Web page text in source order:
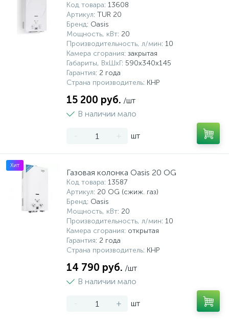
Код товара: 13608
Артикул: TUR 20
Бренд: Oasis
Мощность, кВт: 20
Производительность, л/мин: 10
Камера сгорания: закрытая
Габариты, ВхШхГ: 590x340x145
Гарантия: 2 года
Страна производитель: КНР
15 200 руб. /шт
В наличии мало
- + шт
Хит
Газовая колонка Oasis 20 OG
Код товара: 13587
Артикул: 20 OG (сжиж. газ)
Бренд: Oasis
Мощность, кВт: 20
Производительность, л/мин: 10
Камера сгорания: открытая
Гарантия: 2 года
Страна производитель: КНР
14 790 руб. /шт
В наличии мало
- + шт